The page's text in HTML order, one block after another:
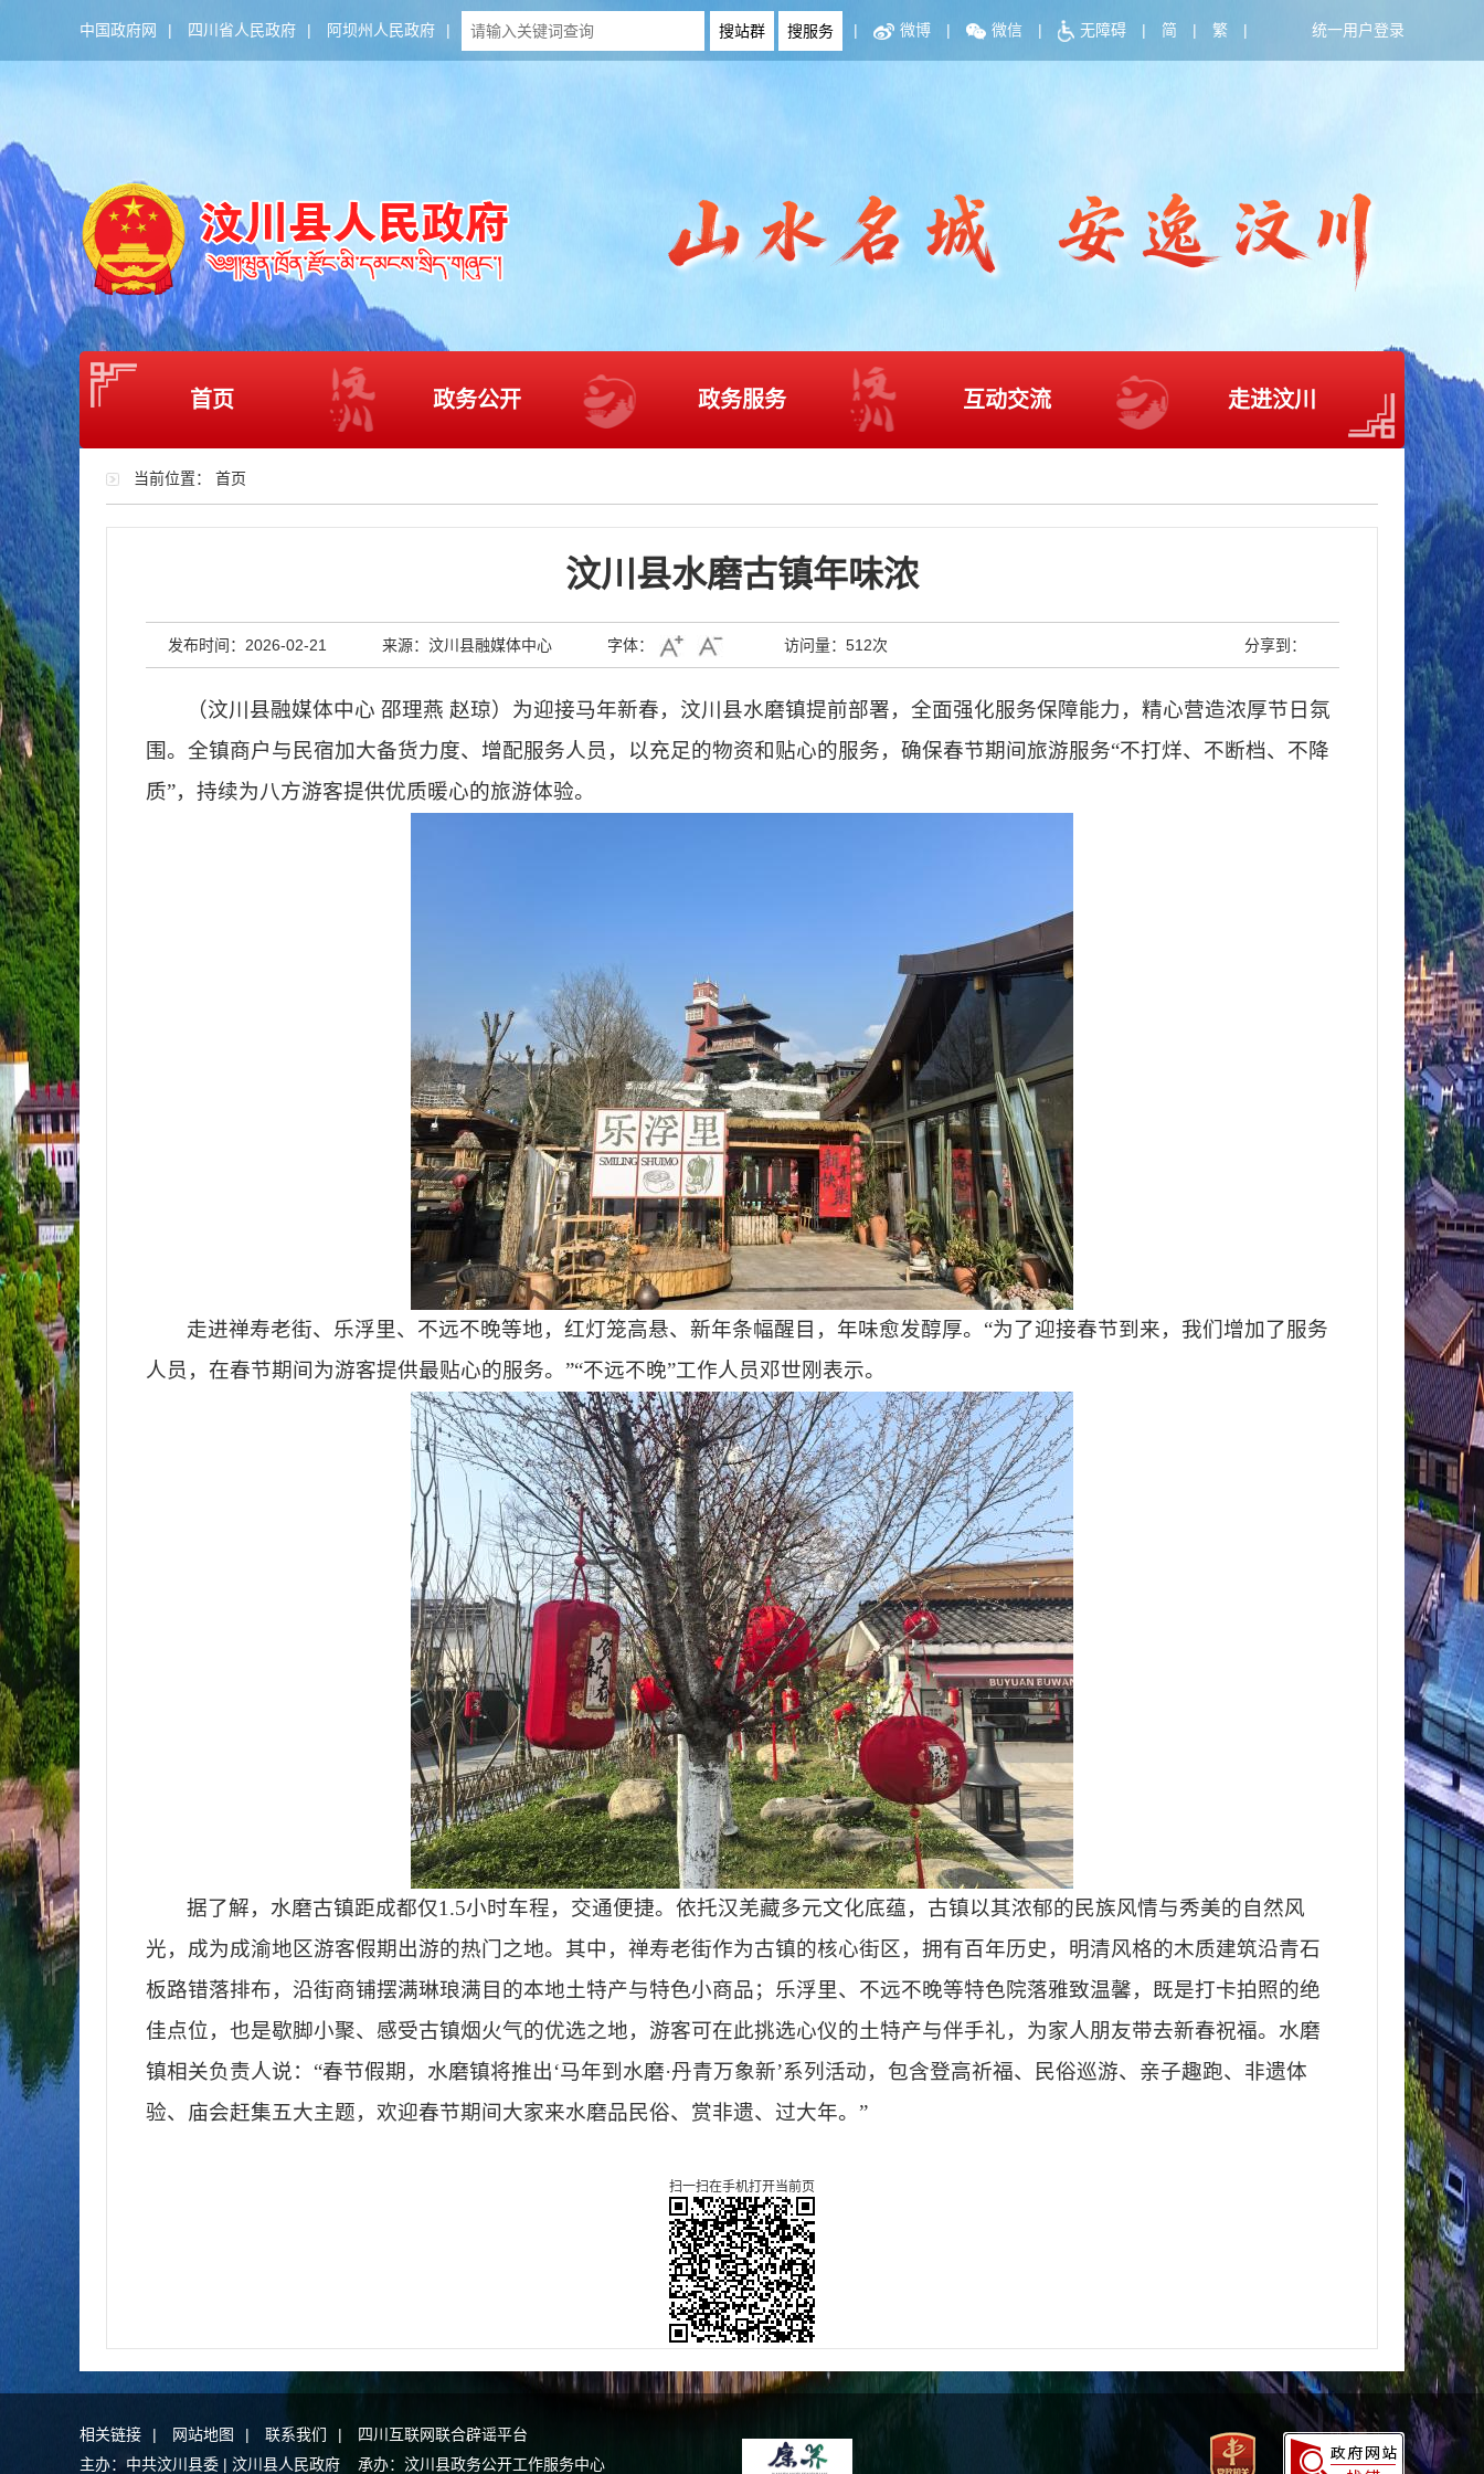
中国政府网 | 四川省人民政府 | 阿坝州人民政府 | | 微博 | 微信 | 无障碍 | 简 | 繁 | 统一用户登录
首页 政务公开 政务服务 互动交流 走进汶川
当前位置： 首页
汶川县水磨古镇年味浓
发布时间：2026-02-21 来源：汶川县融媒体中心 字体： 访问量： 512次 分享到：
（汶川县融媒体中心 邵理燕 赵琼）为迎接马年新春，汶川县水磨镇提前部署，全面强化服务保障能力，精心营造浓厚节日氛
围。全镇商户与民宿加大备货力度、增配服务人员，以充足的物资和贴心的服务，确保春节期间旅游服务“不打烊、不断档、不降
质”，持续为八方游客提供优质暖心的旅游体验。
走进禅寿老街、乐浮里、不远不晚等地，红灯笼高悬、新年条幅醒目，年味愈发醇厚。 “为了迎接春节到来，我们增加了服务
人员，在春节期间为游客提供最贴心的服务。”“不远不晚”工作人员邓世刚表示。
据了解，水磨古镇距成都仅1.5小时车程，交通便捷。依托汉羌藏多元文化底蕴，古镇以其浓郁的民族风情与秀美的自然风
光，成为成渝地区游客假期出游的热门之地。其中，禅寿老街作为古镇的核心街区，拥有百年历史，明清风格的木质建筑沿青石
板路错落排布，沿街商铺摆满琳琅满目的本地土特产与特色小商品；乐浮里、不远不晚等特色院落雅致温馨，既是打卡拍照的绝
佳点位，也是歇脚小聚、感受古镇烟火气的优选之地，游客可在此挑选心仪的土特产与伴手礼，为家人朋友带去新春祝福。水磨
镇相关负责人说：“春节假期，水磨镇将推出‘马年到水磨·丹青万象新’系列活动，包含登高祈福、民俗巡游、亲子趣跑、非遗体
验、庙会赶集五大主题，欢迎春节期间大家来水磨品民俗、赏非遗、过大年。”
扫一扫在手机打开当前页
相关链接 | 网站地图 | 联系我们 |
四川互联网联合辟谣平台
主办：中共汶川县委 | 汶川县人民政府 承办：汶川县政务公开工作服务中心